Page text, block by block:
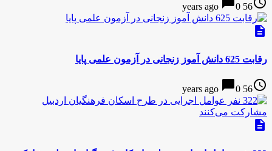
56 years ago
0
description
رقابت 625 دانش آموز زنجانی در آزمون علمی پایا
access_time
56 years ago
chat_bubble0
description